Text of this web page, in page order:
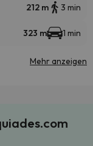
212 m 3 min
323 m 1 min
Mehr anzeigen